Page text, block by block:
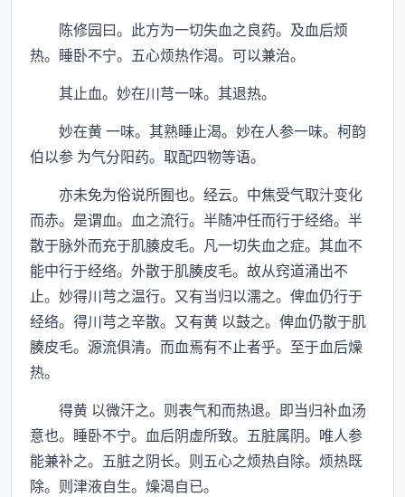
陈修园曰。此方为一切失血之良药。及血后烦
热。睡卧不宁。五心烦热作渴。可以兼治。
其止血。妙在川芎一味。其退热。
妙在黄 一味。其熟睡止渴。妙在人参一味。柯韵
伯以参 为气分阳药。取配四物等语。
亦未免为俗说所囿也。经云。中焦受气取汁变化
而赤。是谓血。血之流行。半随冲任而行于经络。半
散于脉外而充于肌腠皮毛。凡一切失血之症。其血不
能中行于经络。外散于肌腠皮毛。故从窍道涌出不
止。妙得川芎之温行。又有当归以濡之。俾血仍行于
经络。得川芎之辛散。又有黄 以鼓之。俾血仍散于肌
腠皮毛。源流俱清。而血焉有不止者乎。至于血后燥
热。
得黄 以微汗之。则表气和而热退。即当归补血汤
意也。睡卧不宁。血后阴虚所致。五脏属阴。唯人参
能兼补之。五脏之阴长。则五心之烦热自除。烦热既
除。则津液自生。燥渴自已。